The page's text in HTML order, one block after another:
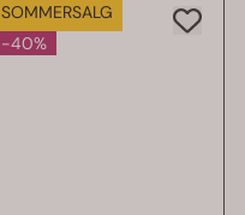
SOMMERSALG
-40%